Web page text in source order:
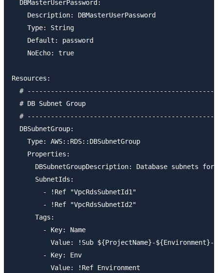
  DBMasterUserPassword:
    Description: DBMasterUserPassword
    Type: String
    Default: password
    NoEcho: true
Resources:
#
  # DB Subnet Group
#
  DBSubnetGroup:
    Type: AWS::RDS::DBSubnetGroup
    Properties:
DBSubnetGroupDescription: Database subnets for
      SubnetIds:
        - !Ref "VpcRdsSubnetId1"
        - !Ref "VpcRdsSubnetId2"
      Tags:
        - Key: Name
Value: !Sub ${ProjectName}-${Environment}-
        - Key: Env
          Value: !Ref Environment